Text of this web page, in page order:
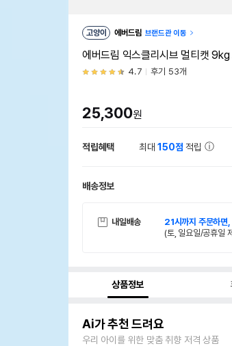
고양이 에버드림 브랜드관 이동
에버드림 익스클리시브 멀티캣 9kg
4.7 후기 53개
25,300원
적립혜택 최대150점 적립
배송정보
내일배송 21시까지 주문하면,
(토, 일요일/공휴일
상품정보
Ai가 추천 드려요
우리 아이를 위한 맞춤 취향 저격 상품